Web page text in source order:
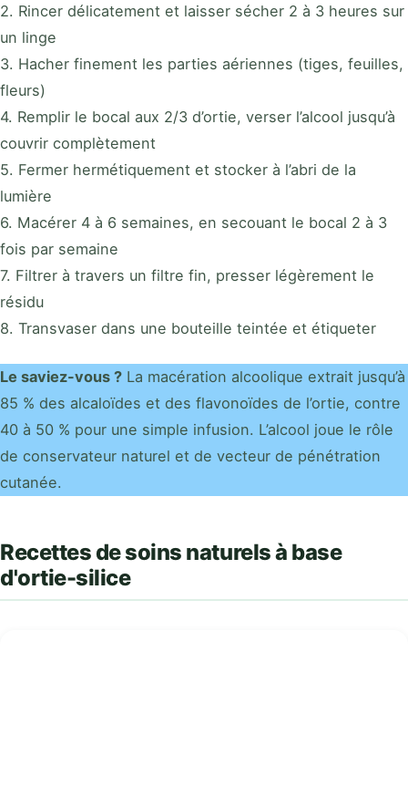
2. Rincer délicatement et laisser sécher 2 à 3 heures sur
un linge
3. Hacher finement les parties aériennes (tiges, feuilles,
fleurs)
4. Remplir le bocal aux 2/3 d’ortie, verser l’alcool jusqu’à
couvrir complètement
5. Fermer hermétiquement et stocker à l’abri de la
lumière
6. Macérer 4 à 6 semaines, en secouant le bocal 2 à 3
fois par semaine
7. Filtrer à travers un filtre fin, presser légèrement le
résidu
8. Transvaser dans une bouteille teintée et étiqueter
Le saviez-vous ? La macération alcoolique extrait jusqu’à
85 % des alcaloïdes et des flavonoïdes de l’ortie, contre
40 à 50 % pour une simple infusion. L’alcool joue le rôle
de conservateur naturel et de vecteur de pénétration
cutanée.
Recettes de soins naturels à base
d'ortie-silice